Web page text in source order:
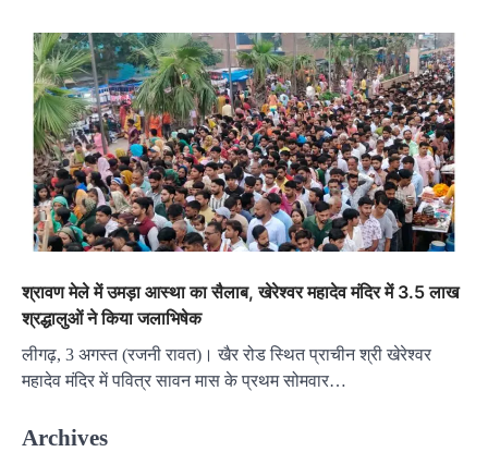
श्रावण मेले में उमड़ा आस्था का सैलाब, खेरेश्वर महादेव मंदिर में 3.5 लाख
श्रद्धालुओं ने किया जलाभिषेक
लीगढ़, 3 अगस्त (रजनी रावत)। खैर रोड स्थित प्राचीन श्री खेरेश्वर
महादेव मंदिर में पवित्र सावन मास के प्रथम सोमवार…
Archives